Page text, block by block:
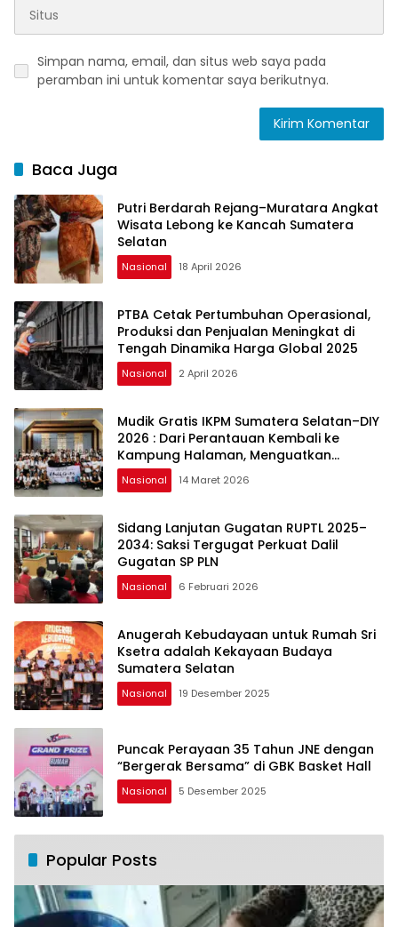
Simpan nama, email, dan situs web saya pada
peramban ini untuk komentar saya berikutnya.
Baca Juga
Putri Berdarah Rejang–Muratara Angkat
Wisata Lebong ke Kancah Sumatera
Selatan
Nasional 18 April 2026
PTBA Cetak Pertumbuhan Operasional,
Produksi dan Penjualan Meningkat di
Tengah Dinamika Harga Global 2025
Nasional 2 April 2026
Mudik Gratis IKPM Sumatera Selatan–DIY
2026 : Dari Perantauan Kembali ke
Kampung Halaman, Menguatkan
Silaturahmi dan Harapan
Nasional 14 Maret 2026
Sidang Lanjutan Gugatan RUPTL 2025–
2034: Saksi Tergugat Perkuat Dalil
Gugatan SP PLN
Nasional 6 Februari 2026
Anugerah Kebudayaan untuk Rumah Sri
Ksetra adalah Kekayaan Budaya
Sumatera Selatan
Nasional 19 Desember 2025
Puncak Perayaan 35 Tahun JNE dengan
“Bergerak Bersama” di GBK Basket Hall
Nasional 5 Desember 2025
Popular Posts